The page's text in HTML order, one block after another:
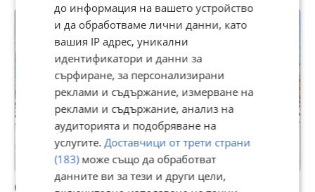
Сензор за дъжд и светлина за Mercedes C-Class W203
до информация на вашето устройство
и да обработваме лични данни, като
вашия IP адрес, уникални
идентификатори и данни за
сърфиране, за персонализирани
реклами и съдържание, измерване на
реклами и съдържание, анализ на
аудиторията и подобряване на
услугите.Доставчици от трети страни
(183)може също да обработват
данните ви за тези и други цели,